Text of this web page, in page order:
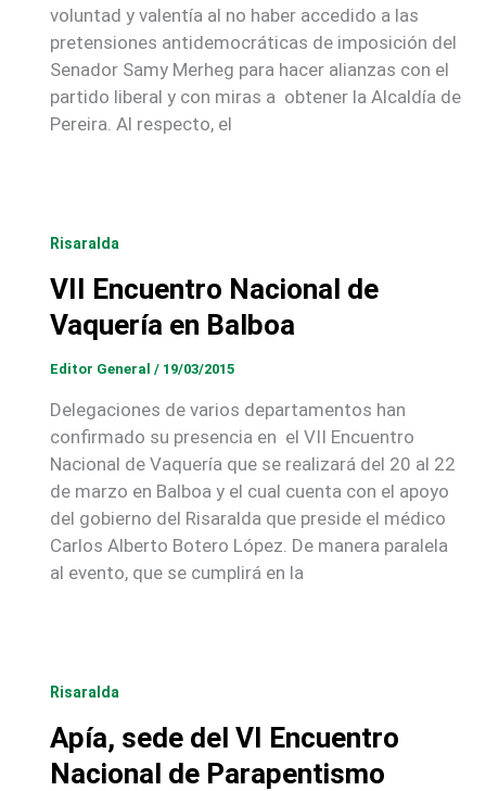
voluntad y valentía al no haber accedido a las
pretensiones antidemocráticas de imposición del
Senador Samy Merheg para hacer alianzas con el
partido liberal y con miras a obtener la Alcaldía de
Pereira. Al respecto, el
Risaralda
VII Encuentro Nacional de
Vaquería en Balboa
Editor General / 19/03/2015
Delegaciones de varios departamentos han
confirmado su presencia en el VII Encuentro
Nacional de Vaquería que se realizará del 20 al 22
de marzo en Balboa y el cual cuenta con el apoyo
del gobierno del Risaralda que preside el médico
Carlos Alberto Botero López. De manera paralela
al evento, que se cumplirá en la
Risaralda
Apía, sede del VI Encuentro
Nacional de Parapentismo